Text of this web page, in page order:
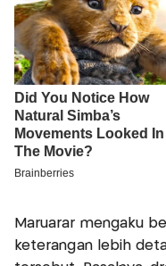
Maruarar mengaku
keterangan lebih